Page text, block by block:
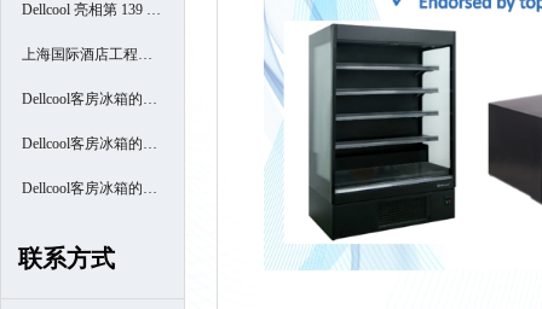
Dellcool 亮相第 139 届
广交会
上海国际酒店工程设
计与用品博览会
Dellcool客房冰箱的高
端酒店之旅- 厦门南洋
万怡酒店
Dellcool客房冰箱的高
端酒店之旅- 西安高新
Dellcool客房冰箱的高
联系方式